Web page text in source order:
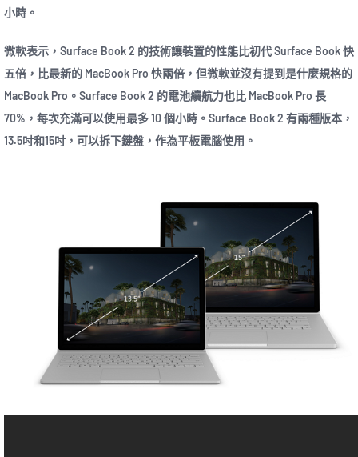
小時。
微軟表示，Surface Book 2 的技術讓裝置的性能比初代 Surface Book 快
五倍，比最新的 MacBook Pro 快兩倍，但微軟並沒有提到是什麼規格的
MacBook Pro。Surface Book 2 的電池續航力也比 MacBook Pro 長
70%，每次充滿可以使用最多 10 個小時。Surface Book 2 有兩種版本，
13.5吋和15吋，可以拆下鍵盤，作為平板電腦使用。